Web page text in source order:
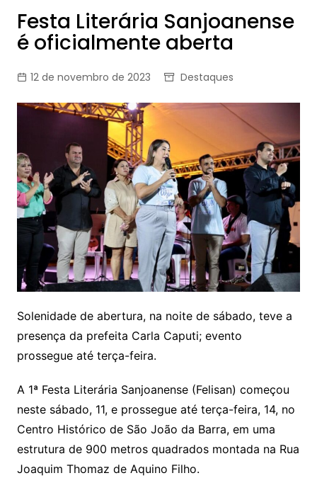
Festa Literária Sanjoanense
é oficialmente aberta
12 de novembro de 2023 Destaques
Solenidade de abertura, na noite de sábado, teve a
presença da prefeita Carla Caputi; evento
prossegue até terça-feira.
A 1ª Festa Literária Sanjoanense (Felisan) começou
neste sábado, 11, e prossegue até terça-feira, 14, no
Centro Histórico de São João da Barra, em uma
estrutura de 900 metros quadrados montada na Rua
Joaquim Thomaz de Aquino Filho.